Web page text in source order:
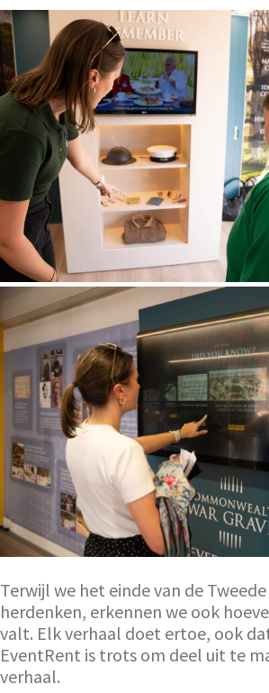
Terwijl we het einde van de
herdenken, erkennen we ook
valt. Elk verhaal doet ertoe, ook
EventRent is trots om deel uit te
verhaal.